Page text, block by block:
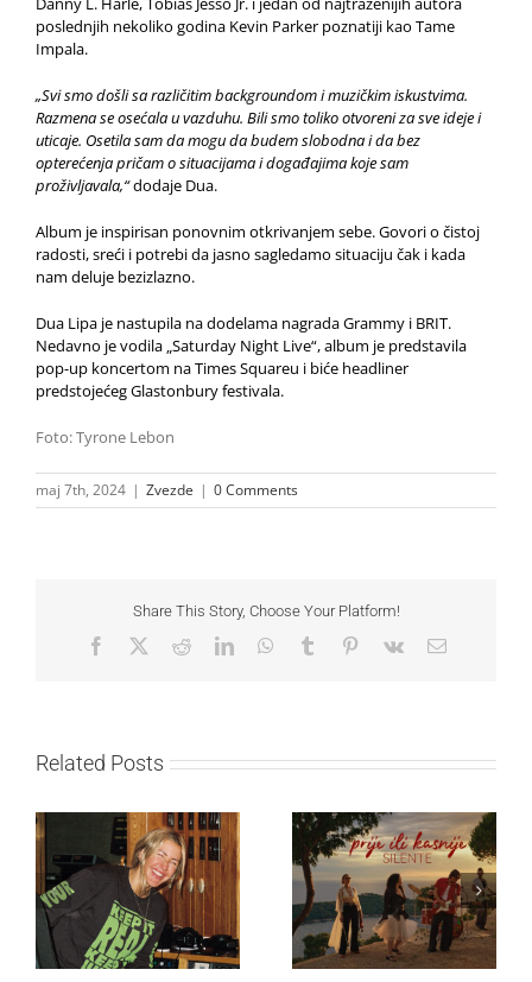
poslednjih nekoliko godina Kevin Parker poznatiji kao Tame
Impala.
„Svi smo došli sa različitim backgroundom i muzičkim iskustvima.
Razmena se osećala u vazduhu. Bili smo toliko otvoreni za sve ideje i
uticaje. Osetila sam da mogu da budem slobodna i da bez
opterećenja pričam o situacijama i događajima koje sam
proživljavala,“dodaje Dua.
Album je inspirisan ponovnim otkrivanjem sebe. Govori o čistoj
radosti, sreći i potrebi da jasno sagledamo situaciju čak i kada
nam deluje bezizlazno.
Dua Lipa je nastupila na dodelama nagrada Grammy i BRIT.
Nedavno je vodila „Saturday Night Live“, album je predstavila
pop-up koncertom na Times Squareu i biće headliner
predstojećeg Glastonbury festivala.
Foto: Tyrone Lebon
maj 7th, 2024 | Zvezde | 0 Comments
Share This Story, Choose Your Platform!
Facebook RedditLinkedInWhatsApp
Tumblr Pinterest
Vk Email
Related Posts
Ellie Goulding otkriva
nežniju stranu novim
singlom „4 Seasons“
Silente objavio novi
singl “Prije ili kasnije”